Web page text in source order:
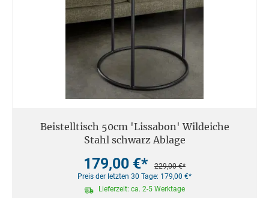
Beistelltisch 50cm 'Lissabon' Wildeiche
Stahl schwarz Ablage
179,00 €*
229,00 €*
Preis der letzten 30 Tage: 179,00 €*
Lieferzeit: ca. 2-5 Werktage